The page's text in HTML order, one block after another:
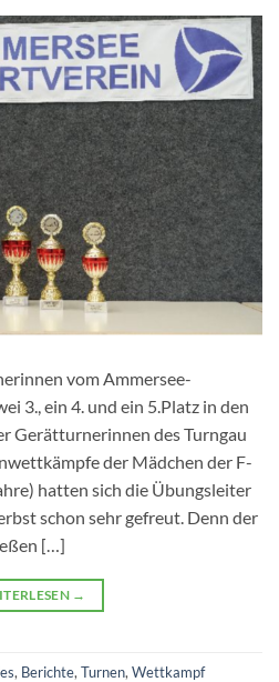
vom Ammersee-
3., ein 4. und ein 5.Platz in den
Gerätturnerinnen des Turngau
der Mädchen der F-
hatten sich die Übungsleiter
schon sehr gefreut. Denn der
[…]
→
, Berichte, Turnen, Wettkampf